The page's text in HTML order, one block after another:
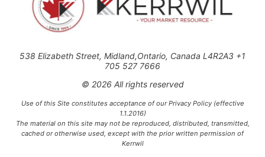
538 Elizabeth Street, Midland,Ontario, Canada L4R2A3 +1
705 527 7666
© 2026 All rights reserved
Use of this Site constitutes acceptance of our Privacy Policy (effective
1.1.2016)
The material on this site may not be reproduced, distributed, transmitted,
cached or otherwise used, except with the prior written permission of
Kerrwil